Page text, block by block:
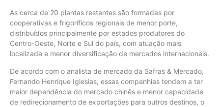
As cerca de 20 plantas restantes são formadas por
cooperativas e frigoríficos regionais de menor porte,
distribuídos principalmente por estados produtores do
Centro-Oeste, Norte e Sul do país, com atuação mais
localizada e menor diversificação de mercados internacionais.
De acordo com o analista de mercado da Safras & Mercado,
Fernando Henrique Iglesias, essas companhias tendem a ter
maior dependência do mercado chinês e menor capacidade
de redirecionamento de exportações para outros destinos, o